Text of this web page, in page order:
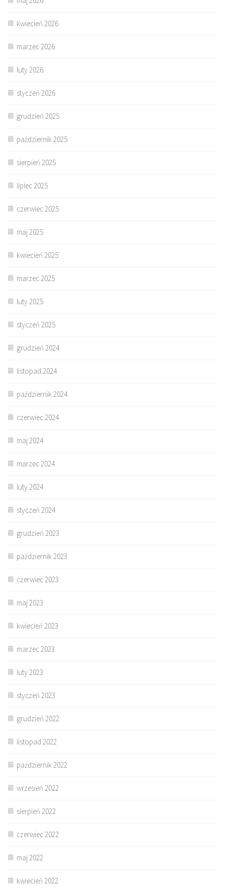
kwiecień 2026
marzec 2026
luty 2026
styczeń 2026
grudzień 2025
październik 2025
sierpień 2025
lipiec 2025
czerwiec 2025
maj 2025
kwiecień 2025
marzec 2025
luty 2025
styczeń 2025
grudzień 2024
listopad 2024
październik 2024
czerwiec 2024
maj 2024
marzec 2024
luty 2024
styczeń 2024
grudzień 2023
październik 2023
czerwiec 2023
maj 2023
kwiecień 2023
marzec 2023
luty 2023
styczeń 2023
grudzień 2022
listopad 2022
październik 2022
wrzesień 2022
sierpień 2022
czerwiec 2022
maj 2022
kwiecień 2022